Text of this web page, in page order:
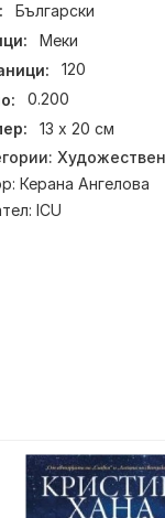
Български
Меки
120
0.200
13 х 20 см
Керана Ангелова
ICU